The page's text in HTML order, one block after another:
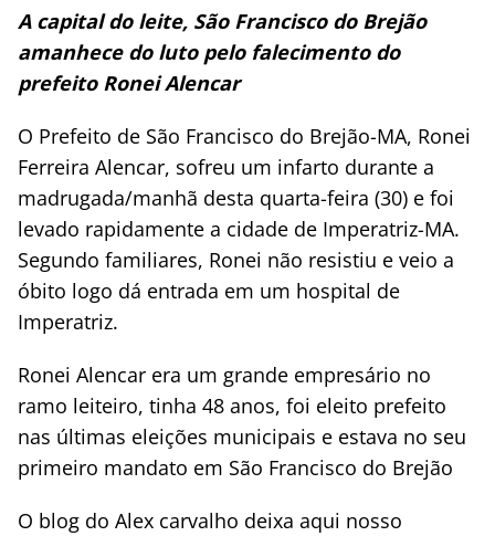
A capital do leite, São Francisco do Brejão
amanhece do luto pelo falecimento do
prefeito Ronei Alencar
O Prefeito de São Francisco do Brejão-MA, Ronei
Ferreira Alencar, sofreu um infarto durante a
madrugada/manhã desta quarta-feira (30) e foi
levado rapidamente a cidade de Imperatriz-MA.
Segundo familiares, Ronei não resistiu e veio a
óbito logo dá entrada em um hospital de
Imperatriz.
Ronei Alencar era um grande empresário no
ramo leiteiro, tinha 48 anos, foi eleito prefeito
nas últimas eleições municipais e estava no seu
primeiro mandato em São Francisco do Brejão
O blog do Alex carvalho deixa aqui nosso